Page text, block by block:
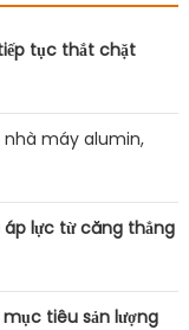
tục thắt chặt
nhà máy alumin,
áp lực từ căng thẳng
mục tiêu sản lượng